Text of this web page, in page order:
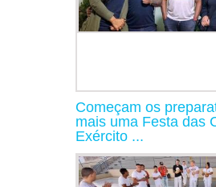
Começam os
mais uma Festa das
Exército ...